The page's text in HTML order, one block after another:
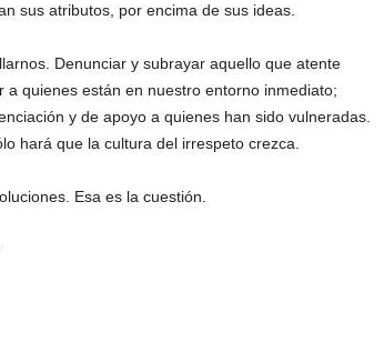
sus atributos, por encima de sus ideas.
Denunciar y subrayar aquello que atente
quienes están en nuestro entorno inmediato;
y de apoyo a quienes han sido vulneradas.
hará que la cultura del irrespeto crezca.
Esa es la cuestión.